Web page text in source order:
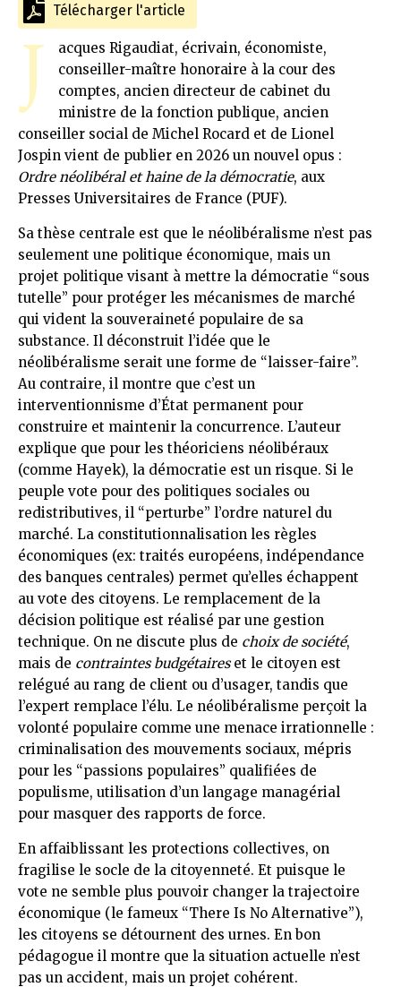
Télécharger l'article
J
acques Rigaudiat, écrivain, économiste,
conseiller-maître honoraire à la cour des
comptes, ancien directeur de cabinet du
ministre de la fonction publique, ancien
conseiller social de Michel Rocard et de Lionel
Jospin vient de publier en 2026 un nouvel opus :
Ordre néolibéral et haine de la démocratie, aux
Presses Universitaires de France (PUF).
Sa thèse centrale est que le néolibéralisme n’est pas
seulement une politique économique, mais un
projet politique visant à mettre la démocratie “sous
tutelle” pour protéger les mécanismes de marché
qui vident la souveraineté populaire de sa
substance. Il déconstruit l’idée que le
néolibéralisme serait une forme de “laisser-faire”.
Au contraire, il montre que c’est un
interventionnisme d’État permanent pour
construire et maintenir la concurrence. L’auteur
explique que pour les théoriciens néolibéraux
(comme Hayek), la démocratie est un risque. Si le
peuple vote pour des politiques sociales ou
redistributives, il “perturbe” l’ordre naturel du
marché. La constitutionnalisation les règles
économiques (ex: traités européens, indépendance
des banques centrales) permet qu’elles échappent
au vote des citoyens. Le remplacement de la
décision politique est réalisé par une gestion
technique. On ne discute plus de choix de société,
mais de contraintes budgétaireset le citoyen est
relégué au rang de client ou d’usager, tandis que
l’expert remplace l’élu. Le néolibéralisme perçoit la
volonté populaire comme une menace irrationnelle :
criminalisation des mouvements sociaux, mépris
pour les “passions populaires” qualifiées de
populisme, utilisation d’un langage managérial
pour masquer des rapports de force.
En affaiblissant les protections collectives, on
fragilise le socle de la citoyenneté. Et puisque le
vote ne semble plus pouvoir changer la trajectoire
économique (le fameux “There Is No Alternative”),
les citoyens se détournent des urnes. En bon
pédagogue il montre que la situation actuelle n’est
pas un accident, mais un projet cohérent.